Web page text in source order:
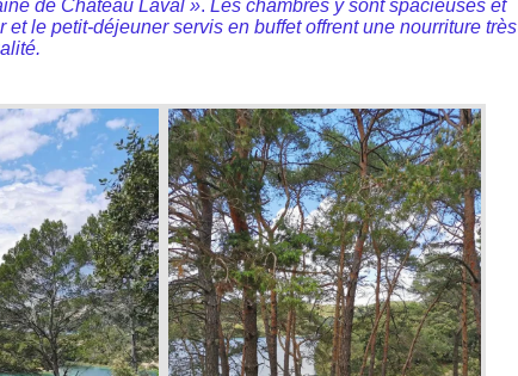
de Château Laval ». Les chambres y sont spacieuses et
et le petit-déjeuner servis en buffet offrent une nourriture très